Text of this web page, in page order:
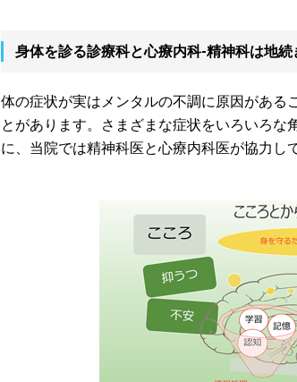
身体を診る診療科と心療内科-精神科は地続
体の症状が実はメンタルの不調に原因がある
とがあります。さまざまな症状をいろいろ
に、当院では精神科医と心療内科医が協力し